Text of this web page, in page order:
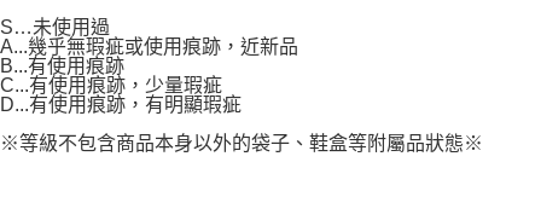
S…未使用過
A...幾乎無瑕疵或使用痕跡，近新品
B...有使用痕跡
C...有使用痕跡，少量瑕疵
D...有使用痕跡，有明顯瑕疵
※等級不包含商品本身以外的袋子、鞋盒等附屬品狀態※